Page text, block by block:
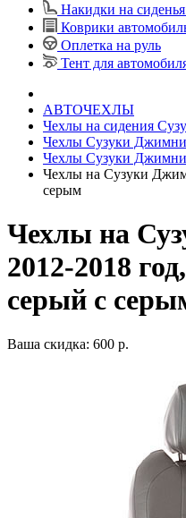
Накидки на
Коврики
Оплетка на руль
Тент для
АВТОЧЕХЛЫ
Чехлы на сидения
Чехлы Сузуки Джимни
Чехлы Сузуки Джимни
Чехлы на Сузуки
серым
Чехлы на
2012-2018
серый с
Ваша скидка: 600 р.